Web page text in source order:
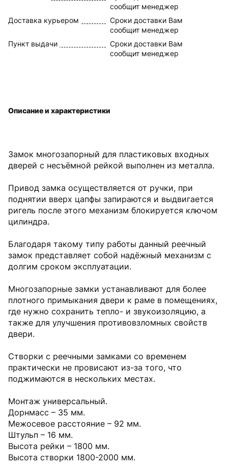
сообщит менеджер
Доставка курьером
Сроки доставки Вам
сообщит менеджер
Пункт выдачи
Сроки доставки Вам
сообщит менеджер
Замок многозапорный для пластиковых входных
дверей с несъёмной рейкой выполнен из металла.
Привод замка осуществляется от ручки, при
поднятии вверх цапфы запираются и выдвигается
ригель после этого механизм блокируется ключом
цилиндра.
Благодаря такому типу работы данный реечный
замок представляет собой надёжный механизм с
долгим сроком эксплуатации.
Многозапорные замки устанавливают для более
плотного примыкания двери к раме в помещениях,
где нужно сохранить тепло- и звукоизоляцию, а
также для улучшения противовзломных свойств
двери.
Створки с реечными замками со временем
практически не провисают из-за того, что
поджимаются в нескольких местах.
Монтаж универсальный.
Дорнмасс – 35 мм.
Межосевое расстояние – 92 мм.
Штульп – 16 мм.
Высота рейки – 1800 мм.
Высота створки 1800-2000 мм.
Описание и характеристики